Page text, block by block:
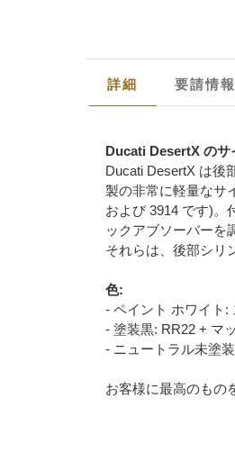
詳細 要請情報
Ducati DesertX のサ
Ducati DesertX は後
製の非常に軽量なサ
および 3914 です)。
ックアブソーバーを
それらは、後部シリ
色:
- ペイント ホワイト:
- 塗装黒: RR22 + マ
- ニュートラル未塗
お客様に最高のもの